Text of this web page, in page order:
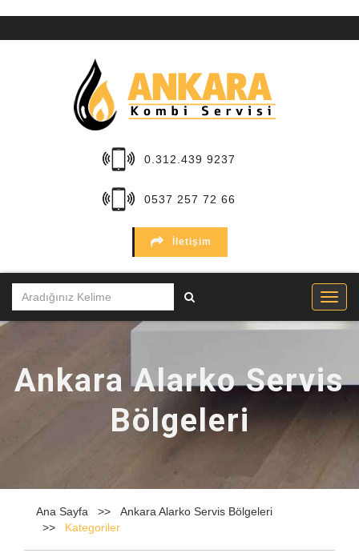
0.312.439 9237
0537 257 72 66
İletişim
KURUMSAL
Ankara Alarko Servis
Bölgeleri
Ana Sayfa
Ankara Alarko Servis Bölgeleri
Kategoriler